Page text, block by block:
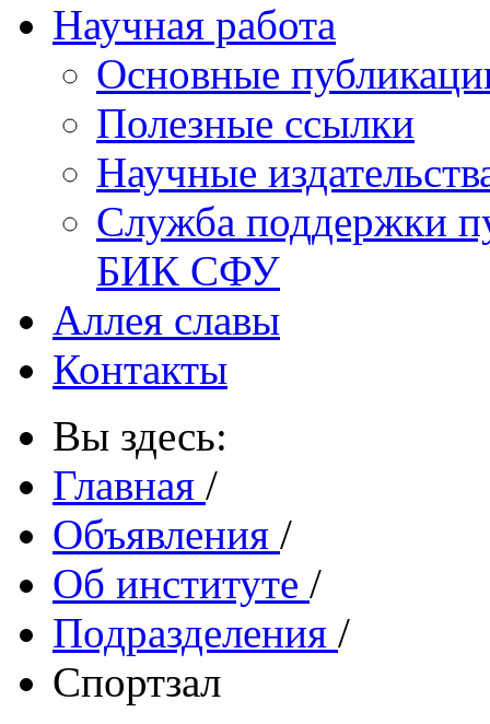
Научная работа
Основные
Полезные ссылки
Научные
Служба поддержки
БИК СФУ
Аллея славы
Контакты
Вы здесь:
Главная /
Объявления /
Об институте /
Подразделения /
Спортзал